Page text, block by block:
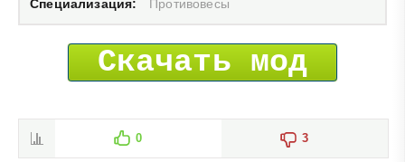
Специализация:
Противовесы
Скачать мод
0 3